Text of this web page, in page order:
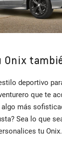
Onix
deportivo
que te
algo más
Sea lo que
tu Onix.